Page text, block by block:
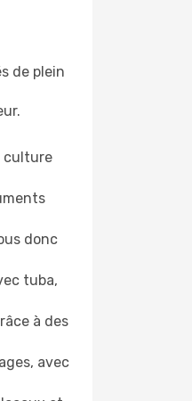
de plein
culture
donc
tuba,
à des
avec